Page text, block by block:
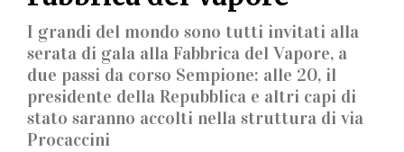
I grandi del mondo sono tutti invitati alla
serata di gala alla Fabbrica del Vapore, a
due passi da corso Sempione: alle 20, il
presidente della Repubblica e altri capi di
stato saranno accolti nella struttura di via
Procaccini